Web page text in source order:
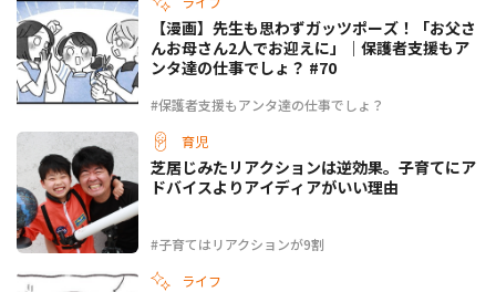
#保護者支援もアンタ達の仕事でしょ？
【漫画】先生も思わずガッツポーズ！「お父さ
んお母さん2人でお迎えに」｜保護者支援もア
ンタ達の仕事でしょ？ #70
育児
#子育てはリアクションが9割
芝居じみたリアクションは逆効果。子育てにア
ドバイスよりアイディアがいい理由
ライフ